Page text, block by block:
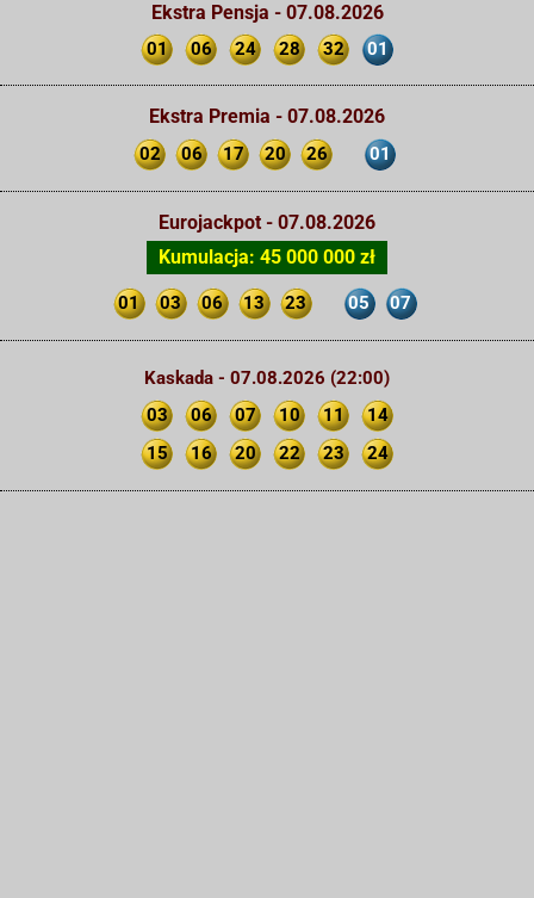
Ekstra Pensja - 07.08.2026
01 06 24 28 32 01
Ekstra Premia - 07.08.2026
02 06 17 20 26 01
Eurojackpot - 07.08.2026
Kumulacja: 45 000 000 zł
01 03 06 13 23 05 07
Kaskada - 07.08.2026 (22:00)
03
06 07 10 11
14
15
16 20 22 23 24